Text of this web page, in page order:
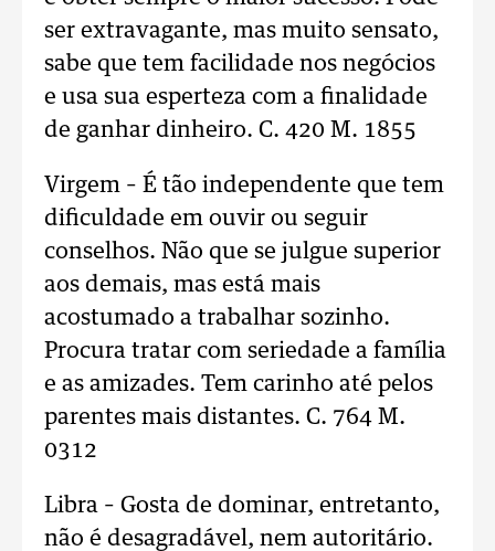
ser extravagante, mas muito sensato,
sabe que tem facilidade nos negócios
e usa sua esperteza com a finalidade
de ganhar dinheiro. C. 420 M. 1855
Virgem – É tão independente que tem
dificuldade em ouvir ou seguir
conselhos. Não que se julgue superior
aos demais, mas está mais
acostumado a trabalhar sozinho.
Procura tratar com seriedade a família
e as amizades. Tem carinho até pelos
parentes mais distantes. C. 764 M.
0312
Libra – Gosta de dominar, entretanto,
não é desagradável, nem autoritário.